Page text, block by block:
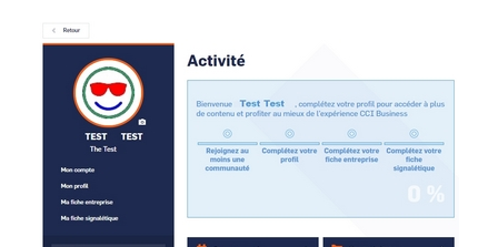
Image